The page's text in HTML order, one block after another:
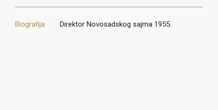
Biografija Direktor Novosadskog sajma 1955.